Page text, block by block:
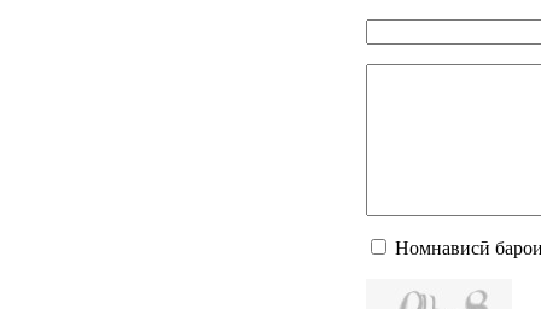
Номнависӣ